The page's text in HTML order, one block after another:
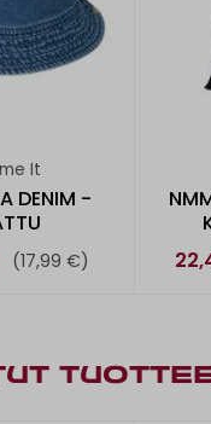
It
DENIM -
(17,99 €)